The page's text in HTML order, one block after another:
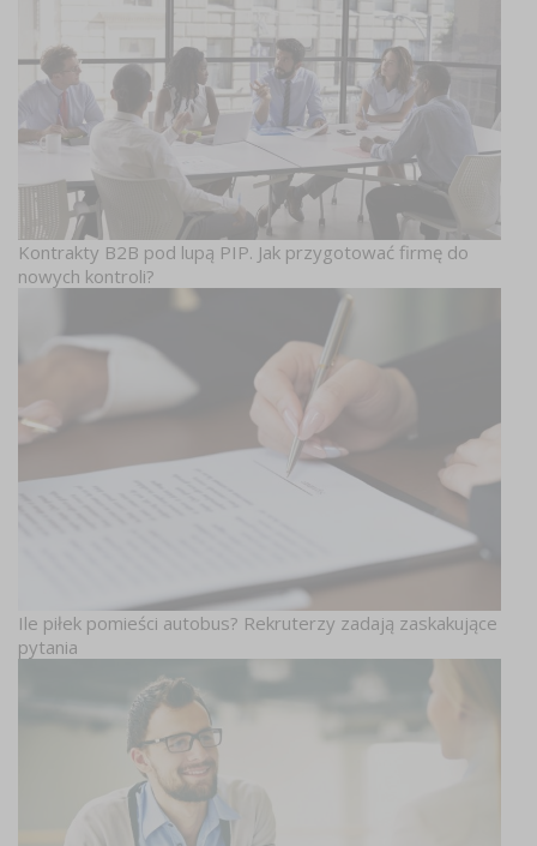
Kontrakty B2B pod lupą PIP. Jak przygotować firmę do
nowych kontroli?
Ile piłek pomieści autobus? Rekruterzy zadają zaskakujące
pytania